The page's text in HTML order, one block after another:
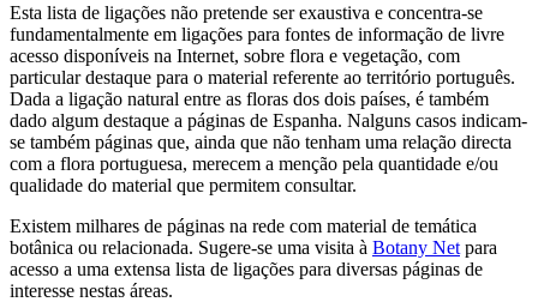
Esta lista de ligações não pretende ser exaustiva e concentra-se
fundamentalmente em ligações para fontes de informação de livre
acesso disponíveis na Internet, sobre flora e vegetação, com
particular destaque para o material referente ao território português.
Dada a ligação natural entre as floras dos dois países, é também
dado algum destaque a páginas de Espanha. Nalguns casos indicam-
se também páginas que, ainda que não tenham uma relação directa
com a flora portuguesa, merecem a menção pela quantidade e/ou
qualidade do material que permitem consultar.
Existem milhares de páginas na rede com material de temática
botânica ou relacionada. Sugere-se uma visita à Botany Net para
acesso a uma extensa lista de ligações para diversas páginas de
interesse nestas áreas.